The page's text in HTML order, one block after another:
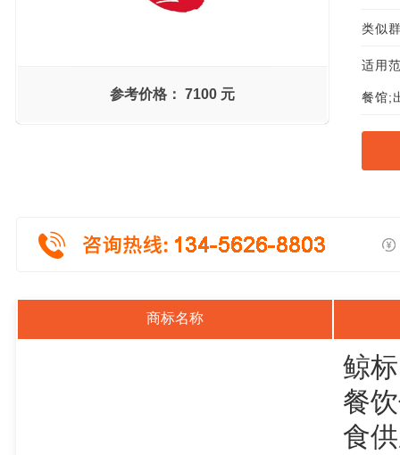
参考价格： 7100 元
类似
适用
餐馆;
商标名称
鲸
餐
食